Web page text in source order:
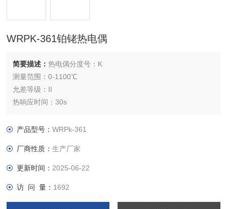
WRPK-361铂铑热电偶
简要描述：热电偶分度号：K
测量范围：0-1100℃
允差等级：II
热响应时间：30s
外形尺寸：按需定制mm
关键词：S型铂铑热电偶，S型热电偶，单铂铑热电偶，铂铑10-
铂热电偶,S分度铂铑热电偶
产品型号：WRPk-361
厂商性质：生产厂家
更新时间： 2025-06-22
访 问 量： 1692